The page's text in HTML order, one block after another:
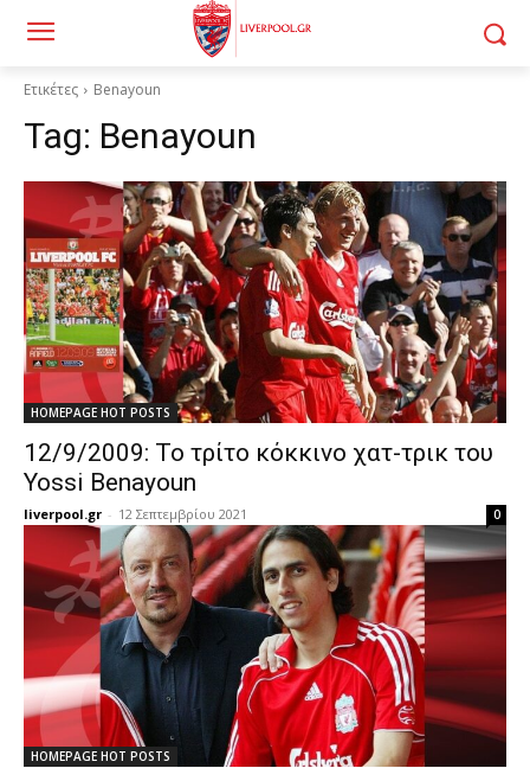
Ετικέτες Benayoun
Tag: Benayoun
HOMEPAGE HOT POSTS
12/9/2009: Το τρίτο κόκκινο χατ-τρικ του
Yossi Benayoun
liverpool.gr - 12 Σεπτεμβρίου 2021 0
HOMEPAGE HOT POSTS